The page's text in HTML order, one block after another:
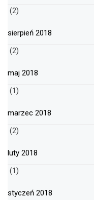
(2)
sierpień 2018
(2)
maj 2018
(1)
marzec 2018
(2)
luty 2018
(1)
styczeń 2018